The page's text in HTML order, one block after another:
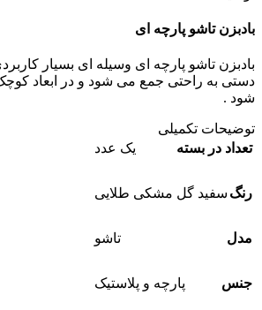
بادبزن تاشو پارچه ای
بادبزن تاشو پارچه ای وسیله ای بسیار
دستی به راحتی جمع می شود و در ابعاد
شود .
توضیحات تکمیلی
تعداد در بسته
یک عدد
رنگ سفید گل مشکی طلایی
مدل تاشو
جنس پارچه و پلاستیک